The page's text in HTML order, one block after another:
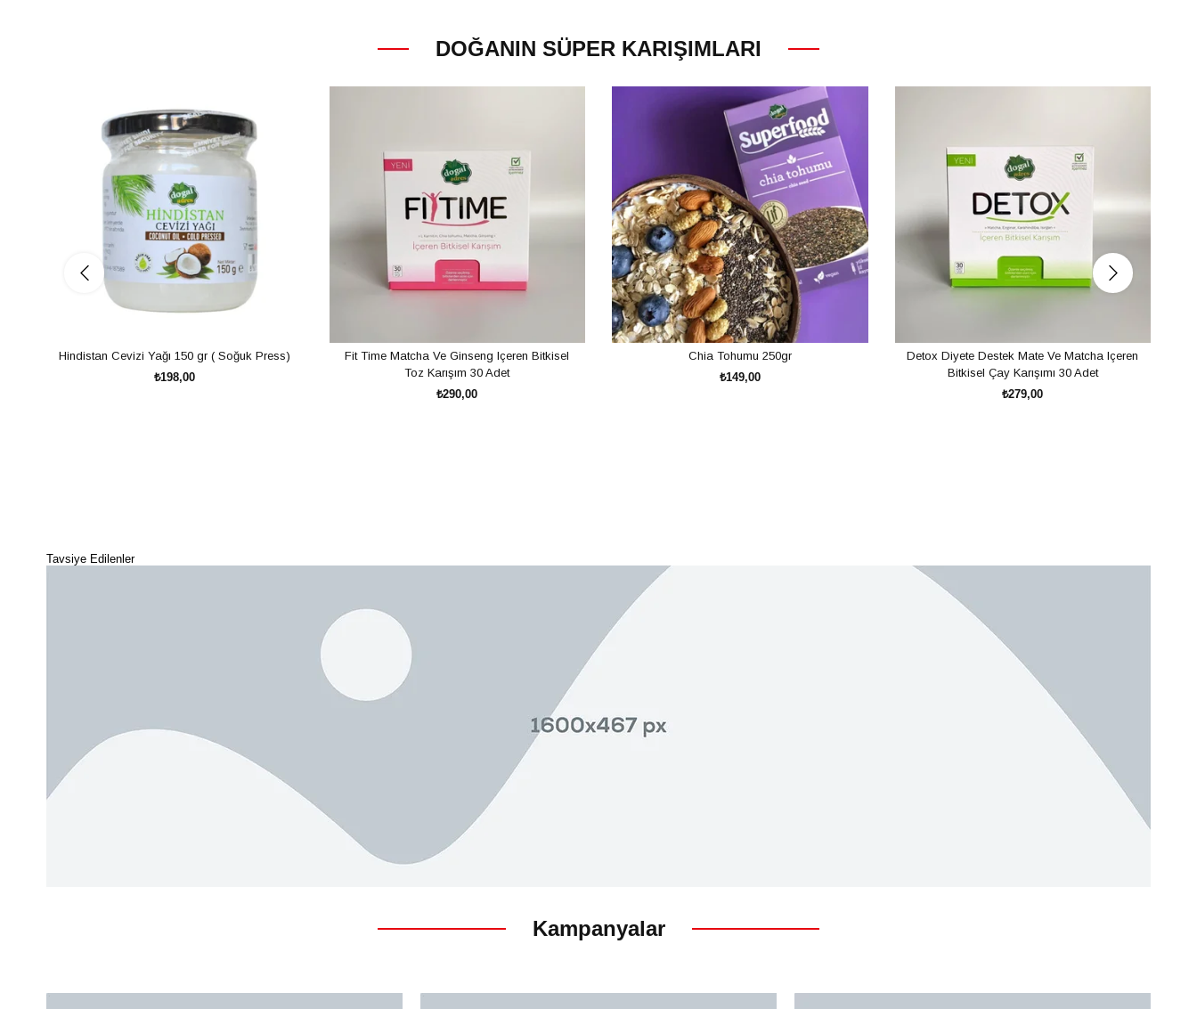
DOĞANIN SÜPER KARIŞIMLARI
Hindistan Cevizi Yağı 150 gr ( Soğuk Press)
₺198,00
Fit Time Matcha Ve Ginseng Içeren Bitkisel
Toz Karışım 30 Adet
₺290,00
Chia Tohumu 250gr
₺149,00
Detox Diyete Destek Mate Ve Matcha Içeren
Bitkisel Çay Karışımı 30 Adet
₺279,00
Tavsiye Edilenler
Kampanyalar